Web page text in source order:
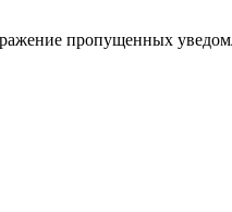
пропущенных